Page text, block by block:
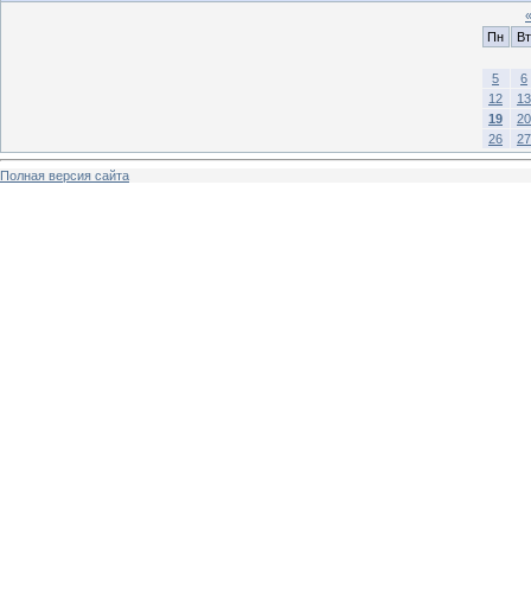
«
Пн
Вт
5
6
12
13
19
20
26
27
Полная версия сайта